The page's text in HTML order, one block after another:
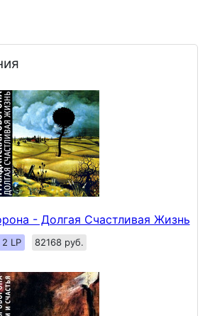
- Долгая Счастливая Жизнь
2 LP 82168 руб.